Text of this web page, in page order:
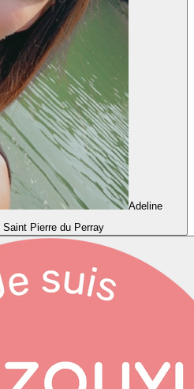
Adeline
Saint Pierre du Perray